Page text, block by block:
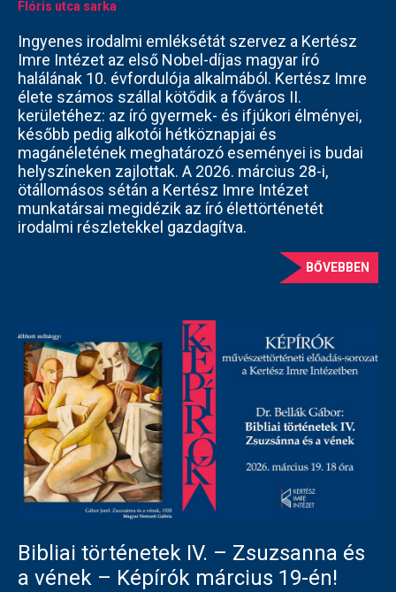
Flóris utca sarka
Ingyenes irodalmi emléksétát szervez a Kertész
Imre Intézet az első Nobel-díjas magyar író
halálának 10. évfordulója alkalmából. Kertész Imre
élete számos szállal kötődik a főváros II.
kerületéhez: az író gyermek- és ifjúkori élményei,
később pedig alkotói hétköznapjai és
magánéletének meghatározó eseményei is budai
helyszíneken zajlottak. A 2026. március 28-i,
ötállomásos sétán a Kertész Imre Intézet
munkatársai megidézik az író élettörténetét
irodalmi részletekkel gazdagítva.
BŐVEBBEN
Bibliai történetek IV. – Zsuzsanna és
a vének – Képírók március 19-én!